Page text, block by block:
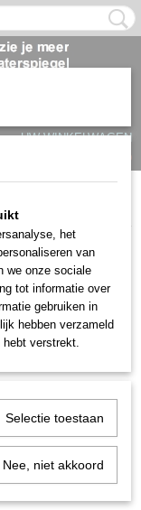
UW WINKELWAGEN
(0)
het
van
we onze sociale
tot informatie over
gebruiken in
hebben verzameld
hebt verstrekt.
Selectie toestaan
Nee, niet akkoord